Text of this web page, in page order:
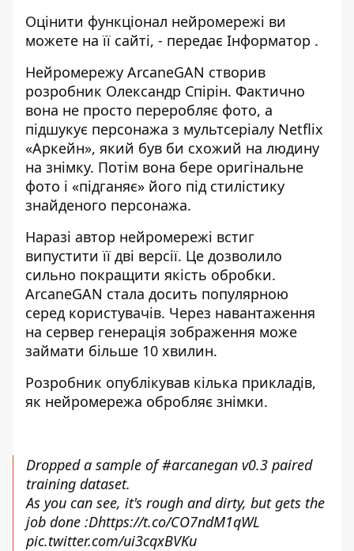
Оцінити функціонал нейромережі ви
можете на її сайті, - передає Інформатор .
Нейромережу ArcaneGAN створив
розробник Олександр Спірін. Фактично
вона не просто переробляє фото, а
підшукує персонажа з мультсеріалу Netflix
«Аркейн», який був би схожий на людину
на знімку. Потім вона бере оригінальне
фото і «підганяє» його під стилістику
знайденого персонажа.
Наразі автор нейромережі встиг
випустити її дві версії. Це дозволило
сильно покращити якість обробки.
ArcaneGAN стала досить популярною
серед користувачів. Через навантаження
на сервер генерація зображення може
займати більше 10 хвилин.
Розробник опублікував кілька прикладів,
як нейромережа обробляє знімки.
Dropped a sample of#arcanegan v0.3 paired
training dataset.
As you can see, it's rough and dirty, but gets the
job done :Dhttps://t.co/CO7ndM1qWL
pic.twitter.com/ui3cqxBVKu